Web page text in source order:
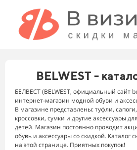
BELWEST -
БЕЛВЕСТ (BELWEST, официальный сайт
интернет-магазин модной обуви и
В магазине представлены: туфли,
кроссовки, сумки и другие аксессуары
детей. Магазин постоянно проводит
обувь и аксессуары со скидкой. Каталог
на этой странице. Приятных покупок!